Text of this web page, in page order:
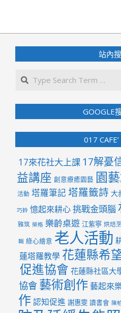
12-
07
站內
GOOGLE
017
17來花社大上課 17解憂
益講座 創意療癒園藝 園
活動 塔羅筆記 塔羅籤詩 大
巧鈴 憶起來耕心挑戰金頭腦
雅筑 榮格 樂齡桌遊 江紫寧 烘焙
輯 綠心繪意 老人活動
蓮塔羅教學 花蓮縣希
促進協會 花蓮縣社區大
協會 藝術創作藝起來
作 認知促進 謝惠雯 讀書會 陳